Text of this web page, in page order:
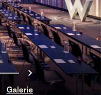
1 Weiter
Galerie